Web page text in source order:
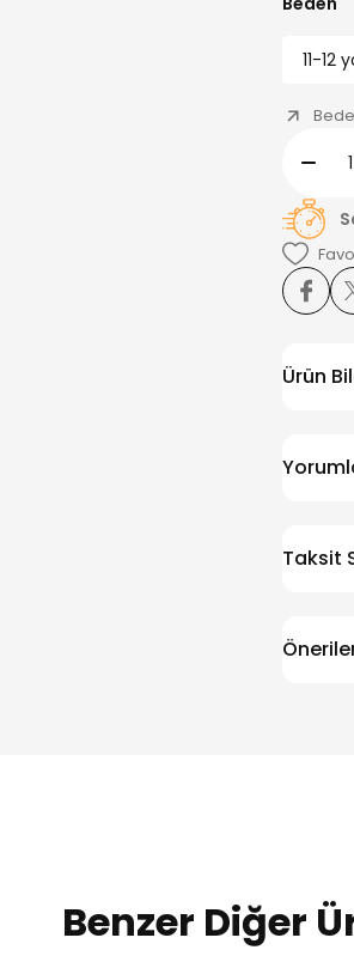
11-12
Ürün
Taksit
Benzer Diğer